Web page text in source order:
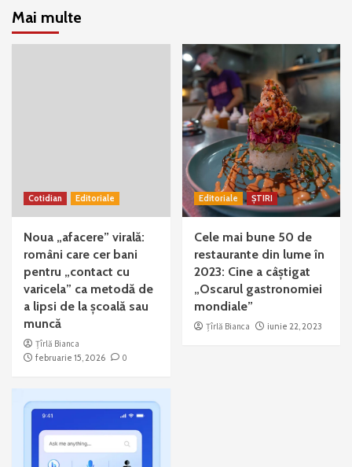
Mai multe
Cotidian Editoriale
Noua „afacere” virală:
români care cer bani
pentru „contact cu
varicela” ca metodă de
a lipsi de la școală sau
muncă
Țîrlă Bianca
februarie 15, 2026
0
Editoriale ȘTIRI
Cele mai bune 50 de
restaurante din lume în
2023: Cine a câștigat
„Oscarul gastronomiei
mondiale”
Țîrlă Bianca iunie 22, 2023